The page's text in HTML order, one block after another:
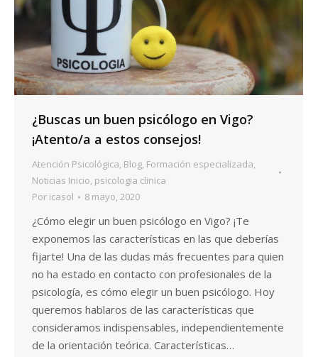
¿Buscas un buen psicólogo en Vigo?
¡Atento/a a estos consejos!
Atención Psicológica, Blog, Formación especializada,
Noticias Inicio, psicologia clinica
Por icasol 8 mayo, 2020
¿Cómo elegir un buen psicólogo en Vigo? ¡Te
exponemos las características en las que deberías
fijarte! Una de las dudas más frecuentes para quien
no ha estado en contacto con profesionales de la
psicología, es cómo elegir un buen psicólogo. Hoy
queremos hablaros de las características que
consideramos indispensables, independientemente
de la orientación teórica. Características…